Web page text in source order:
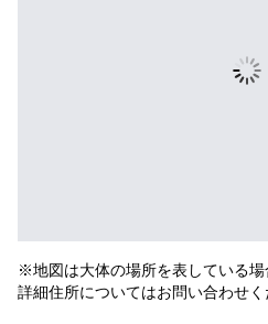
※地図は大体の場所を表している場
詳細住所についてはお問い合わせく